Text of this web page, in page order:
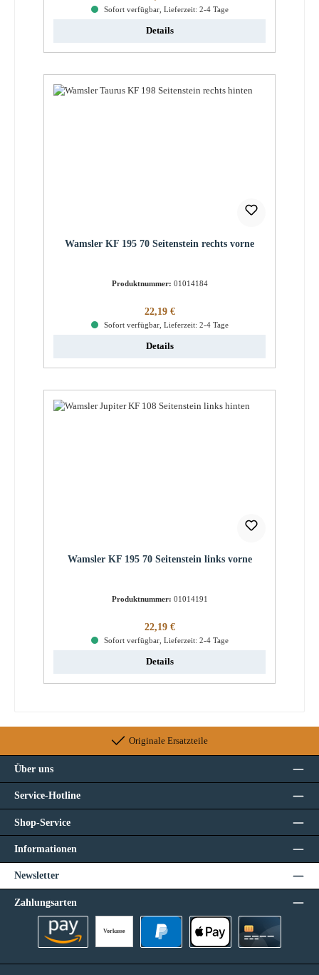
Sofort verfügbar, Lieferzeit: 2-4 Tage
Details
Wamsler KF 195 70 Seitenstein rechts vorne
Produktnummer: 01014184
Regulärer Preis:
22,19 €
Sofort verfügbar, Lieferzeit: 2-4 Tage
Details
Wamsler KF 195 70 Seitenstein links vorne
Produktnummer: 01014191
Regulärer Preis:
22,19 €
Sofort verfügbar, Lieferzeit: 2-4 Tage
Details
Originale Ersatzteile
Über uns
Service-Hotline
Shop-Service
Informationen
Newsletter
Zahlungsarten
Vorkasse